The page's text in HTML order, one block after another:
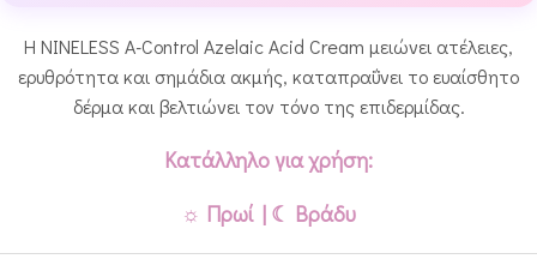
Η NINELESS A-Control Azelaic Acid Cream μειώνει ατέλειες,
ερυθρότητα και σημάδια ακμής, καταπραΰνει το ευαίσθητο
δέρμα και βελτιώνει τον τόνο της επιδερμίδας.
Κατάλληλο για χρήση:
☼ Πρωί | ☾ Βράδυ